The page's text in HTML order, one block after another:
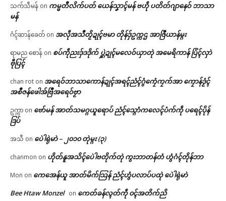
သက်သီမန် on ကမ္မတဳလိက်ပတ် ယေန်သၞာၚ်မန် ဗဟဵု ပတိတ်ဂျာနေဝ် ဘာသာ
မန်
ဂံၚ်ဆာန်ခေတ် on အလဵုအသဳတၟိဍုၚ်ဗမာ တိုန်ဒှ်ဥက္ကဌ အာဇြဳယာန်မ္ဂး
ရာမည စောန် on စပ်ကဵုညးဒှ်ဒဒိုက် ပ္ဋဲဍုၚ်မလေဝ်ယှာတုဲ အမေရိကာန် ပြံၚ်လှာဲ
ဗီုပြၚ်
chan rot on အရေဝ်ဘာသာကောန်ဍုၚ်အရၚ်ညံၚ်ဂွံကၠေံကၠက်အာ ကၠောန်ဒၟံၚ်
အစဳဇန်ဖေါအ်ဗြဳအရေဝ်ဗၟာ
ဥက္ကာ on ဗော်မန် အာတ်သမဂ္ဂယူရောပ် ညံၚ်သ္ဂောံကလေၚ်ပံက်ကဵု ပရေၚ်ပိုန်
ဒြပ်
အသီ on ပေဲါရုဲမာဲ – ၂၀၁၀ တုဲမ္ဂး (၃)
chanmon on ဟိုတ်နူအသိၚ်ပေဲါဗတိုက်တုဲ ကွးဘာတန်တံ ဟွံဂံၚ်တိုန်ဘာ
Mon on ကေအေန်ယူ အာတ်မိက်သြန် ညံၚ်ဟွံပလာပ်ပထုဲ ပေဲါရုဲမာဲ
Bee Htaw Monzel on ကေတ်ခန်လ္ၚတ်ကဵု ၀ၚ်အတိက်ညိ